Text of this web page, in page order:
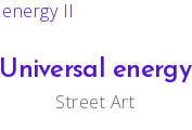
Universal energy
Street Art